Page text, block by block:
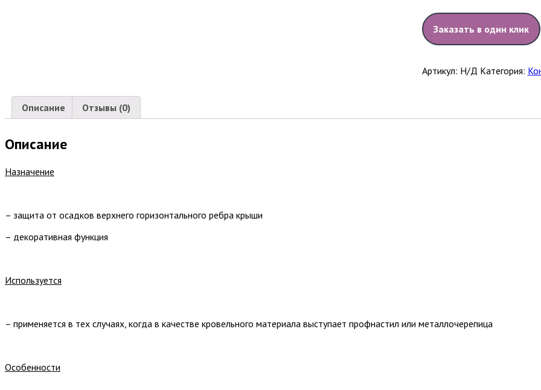
Заказать в один клик
Артикул: Н/Д Категория:
Описание Отзывы (0)
Описание
Назначение
– защита от осадков верхнего горизонтального ребра крыши
– декоративная функция
Используется
– применяется в тех случаях, когда в качестве кровельного материала выступает профнастил или металлочерепица
Особенности